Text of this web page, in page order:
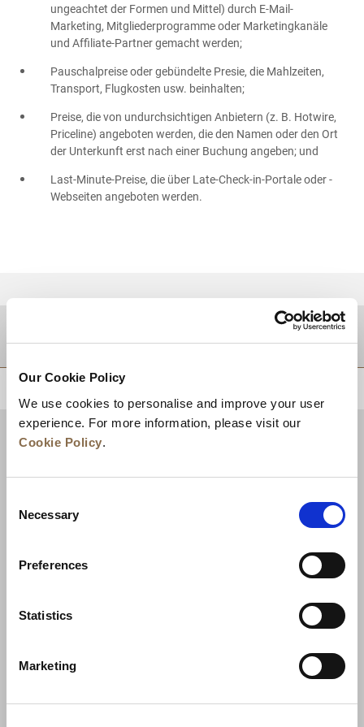
Our Cookie Policy
We use cookies to personalise and improve your user
experience. For more information, please visit our
Cookie Policy.
Selection
Necessary
Preferences
Statistics
Marketing
ungeachtet der Formen und Mittel) durch E-Mail-
Marketing, Mitgliederprogramme oder Marketingkanäle
und Affiliate-Partner gemacht werden;
Pauschalpreise oder gebündelte Presie, die Mahlzeiten,
Transport, Flugkosten usw. beinhalten;
Preise, die von undurchsichtigen Anbietern (z. B. Hotwire,
Priceline) angeboten werden, die den Namen oder den Ort
der Unterkunft erst nach einer Buchung angeben; und
Last-Minute-Preise, die über Late-Check-in-Portale oder -
Webseiten angeboten werden.
Neuigkeiten